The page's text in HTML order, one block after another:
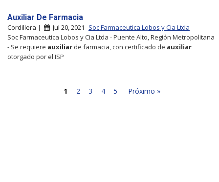
Auxiliar De Farmacia
Cordillera | Jul 20, 2021
Soc Farmaceutica Lobos y Cia Ltda
Soc Farmaceutica Lobos y Cia Ltda - Puente Alto, Región Metropolitana
- Se requiere auxiliar de farmacia, con certificado de auxiliar
otorgado por el ISP
1 2 3 4 5 Próximo »